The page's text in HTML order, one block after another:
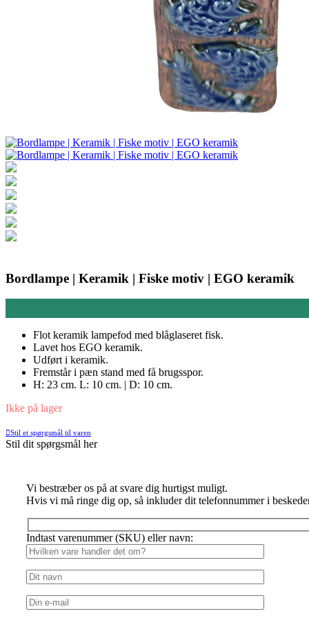
Bordlampe | Keramik | Fiske motiv | EGO keramik
Flot keramik lampefod med blåglaseret fisk.
Lavet hos EGO keramik.
Udført i keramik.
Fremstår i pæn stand med få brugsspor.
H: 23 cm. L: 10 cm. | D: 10 cm.
Ikke på lager
Stil et spørgsmål til varen
Stil dit spørgsmål her
Vi bestræber os på at svare dig hurtigst muligt.
Hvis vi må ringe dig op, så inkluder dit telefonnummer i
Indtast varenummer (SKU) eller navn: